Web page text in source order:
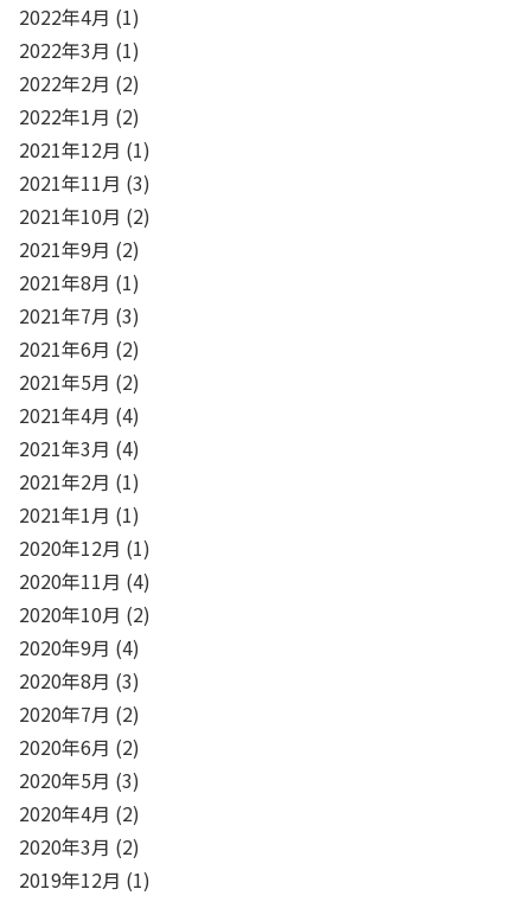
2022年4月 (1)
2022年3月 (1)
2022年2月 (2)
2022年1月 (2)
2021年12月 (1)
2021年11月 (3)
2021年10月 (2)
2021年9月 (2)
2021年8月 (1)
2021年7月 (3)
2021年6月 (2)
2021年5月 (2)
2021年4月 (4)
2021年3月 (4)
2021年2月 (1)
2021年1月 (1)
2020年12月 (1)
2020年11月 (4)
2020年10月 (2)
2020年9月 (4)
2020年8月 (3)
2020年7月 (2)
2020年6月 (2)
2020年5月 (3)
2020年4月 (2)
2020年3月 (2)
2019年12月 (1)